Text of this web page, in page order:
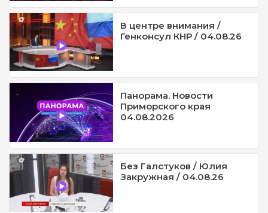
В центре внимания /
Генконсул КНР / 04.08.26
Панорама. Новости
Приморского края
04.08.2026
Без Галстуков / Юлия
Закружная / 04.08.26